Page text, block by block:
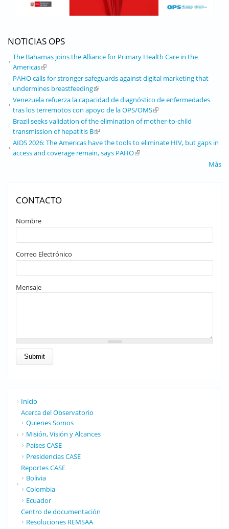
NOTICIAS OPS
The Bahamas joins the Alliance for Primary Health Care in the
Americas(link is external)
PAHO calls for stronger safeguards against digital marketing that
undermines breastfeeding(link is external)
Venezuela refuerza la capacidad de diagnóstico de enfermedades
tras los terremotos con apoyo de la OPS/OMS(link is external)
Brazil seeks validation of the elimination of mother-to-child
transmission of hepatitis B(link is external)
AIDS 2026: The Americas have the tools to eliminate HIV, but gaps in
access and coverage remain, says PAHO(link is external)
Más
CONTACTO
Nombre
Correo Electrónico
Mensaje
Inicio
Acerca del Observatorio
Quienes Somos
Misión, Visión y Alcances
Países CASE
Presidencias CASE
Reportes CASE
Bolivia
Colombia
Ecuador
Centro de documentación
Resoluciones REMSAA